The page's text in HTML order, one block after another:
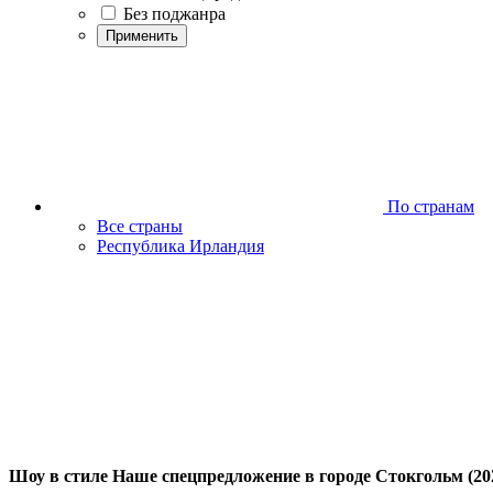
Без поджанра
Применить
По странам
Все страны
Республика Ирландия
Шоу в стиле Наше спецпредложение в городе Стокгольм